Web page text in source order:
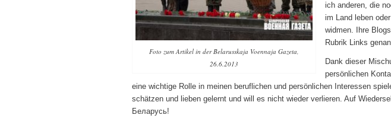
Foto zum Artikel in der Belarusskaja Voennaja Gazeta,
26.6.2013
ich anderen, die
im Land leben
widmen. Ihre
Rubrik Links
Dank dieser
persönlichen
eine wichtige Rolle in meinen beruflichen und persönlichen Interessen
schätzen und lieben gelernt und will es nicht wieder verlieren. Auf
Беларусь!